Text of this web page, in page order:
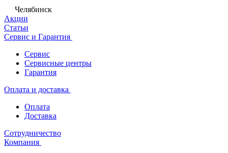
Челябинск
Акции
Статьи
Сервис и Гарантия
Сервис
Сервисные центры
Гарантия
Оплата и доставка
Оплата
Доставка
Сотрудничество
Компания